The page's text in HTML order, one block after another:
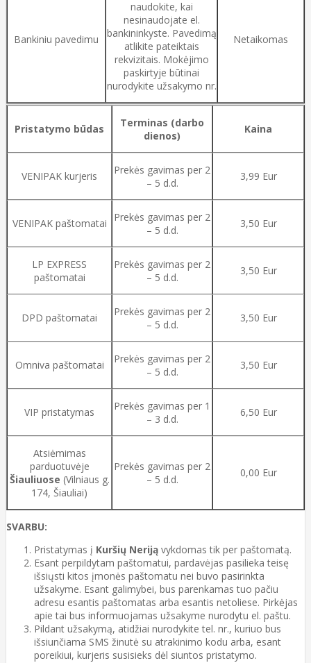
Bankiniu pavedimu
naudokite, kai
nesinaudojate el.
bankininkyste. Pavedimą
atlikite pateiktais
rekvizitais. Mokėjimo
paskirtyje būtinai
nurodykite užsakymo nr.
Netaikomas
Pristatymo būdas
Terminas (darbo
dienos)
Kaina
VENIPAK kurjeris
Prekės gavimas per 2
– 5 d.d.
3,99 Eur
VENIPAK paštomatai
Prekės gavimas per 2
– 5 d.d.
3,50 Eur
LP EXPRESS
paštomatai
Prekės gavimas per 2
– 5 d.d.
3,50 Eur
DPD paštomatai
Prekės gavimas per 2
– 5 d.d.
3,50 Eur
Omniva paštomatai
Prekės gavimas per 2
– 5 d.d.
3,50 Eur
VIP pristatymas
Prekės gavimas per 1
– 3 d.d.
6,50 Eur
Atsiėmimas
parduotuvėje
Šiauliuose (Vilniaus g.
174, Šiauliai)
Prekės gavimas per 2
– 5 d.d.
0,00 Eur
SVARBU:
Pristatymas į Kuršių Neriją vykdomas tik per paštomatą.
Esant perpildytam paštomatui, pardavėjas pasilieka teisę
išsiųsti kitos įmonės paštomatu nei buvo pasirinkta
užsakyme. Esant galimybei, bus parenkamas tuo pačiu
adresu esantis paštomatas arba esantis netoliese. Pirkėjas
apie tai bus informuojamas užsakyme nurodytu el. paštu.
Pildant užsakymą, atidžiai nurodykite tel. nr., kuriuo bus
išsiunčiama SMS žinutė su atrakinimo kodu arba, esant
poreikiui, kurjeris susisieks dėl siuntos pristatymo.